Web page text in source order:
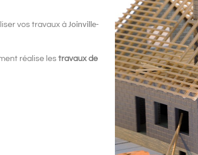
vos travaux àJoinville-
réalise lestravaux de